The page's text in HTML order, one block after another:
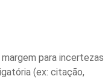
para incertezas
(ex: citação,